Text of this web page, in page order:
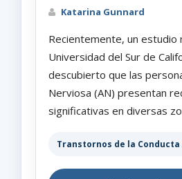
Katarina Gunnard
Recientemente, un estudio
Universidad del Sur de
descubierto que las
Nerviosa (AN) presentan
significativas en diversas
Transtornos de la